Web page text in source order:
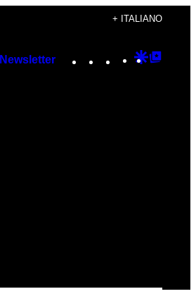
+ ITALIANO
Newsletter Instagram
TikTok
YouTube
Google